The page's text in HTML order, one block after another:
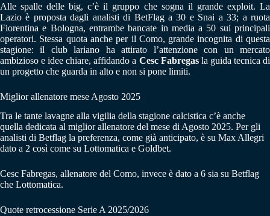
Alle spalle delle big, c’è il gruppo che sogna il grande exploit. La
Lazio è proposta dagli analisti di BetFlag a 30 e Snai a 33; a ruota
Fiorentina e Bologna, entrambe bancate in media a 50 sui principali
operatori. Stessa quota anche per il Como, grande incognita di questa
stagione: il club lariano ha attirato l’attenzione con un mercato
ambizioso e idee chiare, affidando a Cesc Fabregasla guida tecnica di
un progetto che guarda in alto e non si pone limiti.
Miglior allenatore mese Agosto 2025
Tra le tante lavagne alla vigilia della stagione calcistica c’è anche
quella dedicata al miglior allenatore del mese di Agosto 2025. Per gli
analisti di Betflag la preferenza, come già anticipato, è su Max Allegri
dato a 2 così come su Lottomatica e Goldbet.
Cesc Fabregas, allenatore del Como, invece è dato a 6 sia su Betflag
che Lottomatica.
Quote retrocessione Serie A 2025/2026